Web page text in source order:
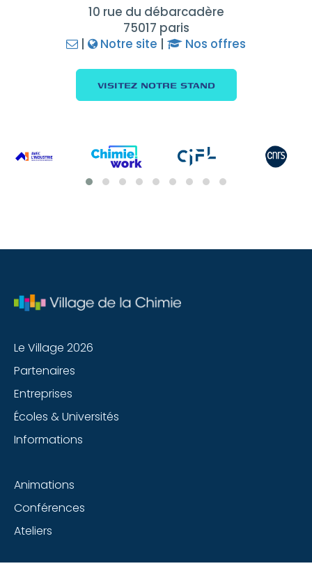
10 rue du débarcadère
75017 paris
|
Notre site | Nos offres
VISITEZ NOTRE STAND
Le Village 2026
Partenaires
Entreprises
Écoles & Universités
Informations
Animations
Conférences
Ateliers